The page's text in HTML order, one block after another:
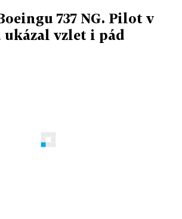
737 NG. Pilot v
vzlet i pád